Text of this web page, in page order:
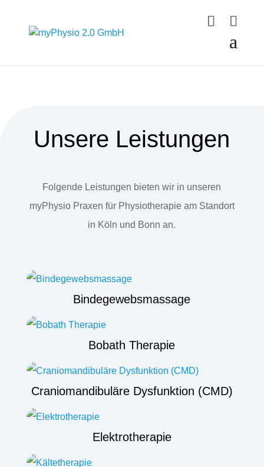
Unsere Leistungen
Folgende Leistungen bieten wir in unseren
myPhysio Praxen für Physiotherapie am Standort
in Köln und Bonn an.
Bindegewebsmassage
Bobath Therapie
Craniomandibuläre Dysfunktion (CMD)
Elektrotherapie